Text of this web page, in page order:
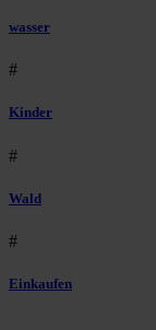
wasser
#
Kinder
#
Wald
#
Einkaufen